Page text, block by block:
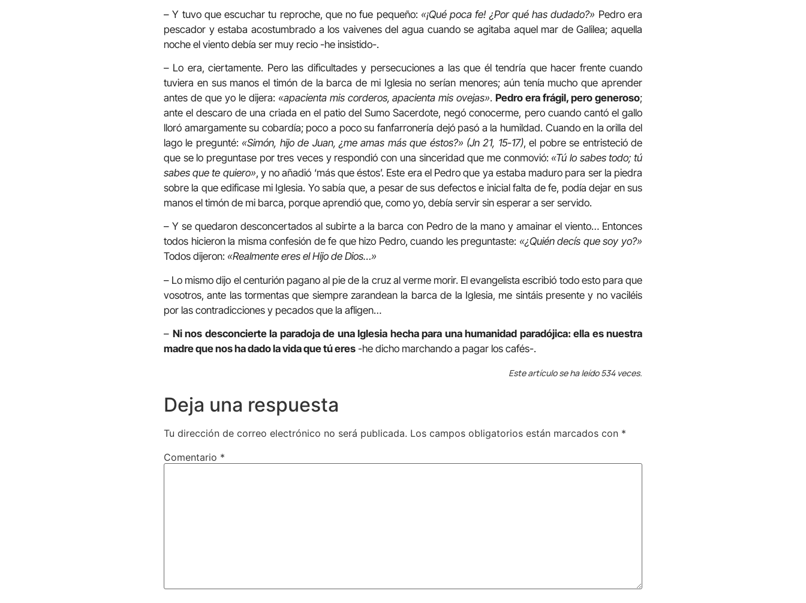
– Y tuvo que escuchar tu reproche, que no fue pequeño: «¡Qué poca fe! ¿Por qué has dudado?» Pedro era
pescador y estaba acostumbrado a los vaivenes del agua cuando se agitaba aquel mar de Galilea; aquella
noche el viento debía ser muy recio -he insistido-.
– Lo era, ciertamente. Pero las dificultades y persecuciones a las que él tendría que hacer frente cuando
tuviera en sus manos el timón de la barca de mi Iglesia no serían menores; aún tenía mucho que aprender
antes de que yo le dijera: «apacienta mis corderos, apacienta mis ovejas».Pedro era frágil, pero generoso;
ante el descaro de una criada en el patio del Sumo Sacerdote, negó conocerme, pero cuando cantó el gallo
lloró amargamente su cobardía; poco a poco su fanfarronería dejó pasó a la humildad. Cuando en la orilla del
lago le pregunté: «Simón, hijo de Juan, ¿me amas más que éstos?» (Jn 21, 15-17), el pobre se entristeció de
que se lo preguntase por tres veces y respondió con una sinceridad que me conmovió: «Tú lo sabes todo; tú
sabes que te quiero», y no añadió ‘más que éstos’. Este era el Pedro que ya estaba maduro para ser la piedra
sobre la que edificase mi Iglesia. Yo sabía que, a pesar de sus defectos e inicial falta de fe, podía dejar en sus
manos el timón de mi barca, porque aprendió que, como yo, debía servir sin esperar a ser servido.
– Y se quedaron desconcertados al subirte a la barca con Pedro de la mano y amainar el viento… Entonces
todos hicieron la misma confesión de fe que hizo Pedro, cuando les preguntaste: «¿Quién decís que soy yo?»
Todos dijeron: «Realmente eres el Hijo de Dios…»
– Lo mismo dijo el centurión pagano al pie de la cruz al verme morir. El evangelista escribió todo esto para que
vosotros, ante las tormentas que siempre zarandean la barca de la Iglesia, me sintáis presente y no vaciléis
por las contradicciones y pecados que la afligen…
– Ni nos desconcierte la paradoja de una Iglesia hecha para una humanidad paradójica: ella es nuestra
madre que nos ha dado la vida que tú eres -he dicho marchando a pagar los cafés-.
Este artículo se ha leído 534 veces.
Deja una respuesta
Tu dirección de correo electrónico no será publicada. Los campos obligatorios están marcados con *
Comentario *